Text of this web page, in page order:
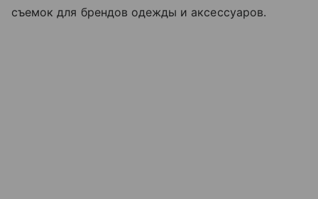
съемок для брендов одежды и аксессуаров.